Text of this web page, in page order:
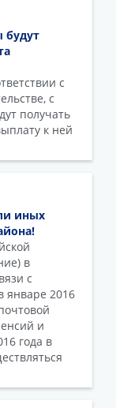
будут
с
с
получать
к ней
иных
в
с
2016
и
года в